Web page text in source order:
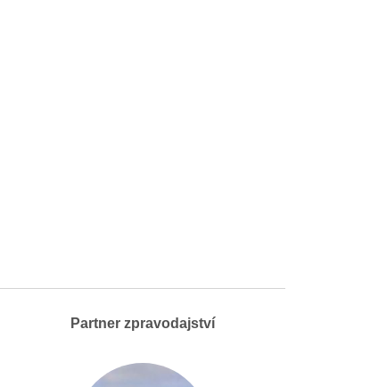
Partner zpravodajství